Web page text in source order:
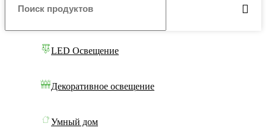
LED Освещение
Декоративное освещение
Умный дом